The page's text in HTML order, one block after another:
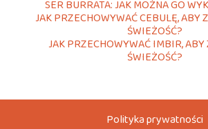
SER BURRATA: JAK MOŻNA GO
JAK PRZECHOWYWAĆ CEBULĘ, ABY
ŚWIEŻOŚĆ?
JAK PRZECHOWYWAĆ IMBIR,
ŚWIEŻOŚĆ?
Polityka prywatności